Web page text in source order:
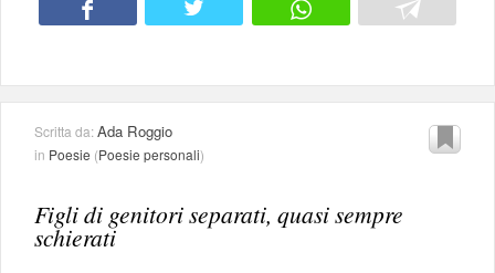
Scritta da:Ada Roggio
in Poesie (Poesie personali)
Figli di genitori separati, quasi sempre
schierati